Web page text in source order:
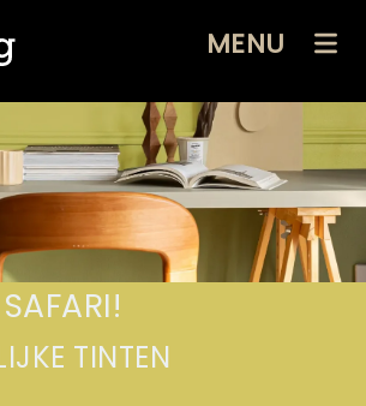
MENU
TINTEN